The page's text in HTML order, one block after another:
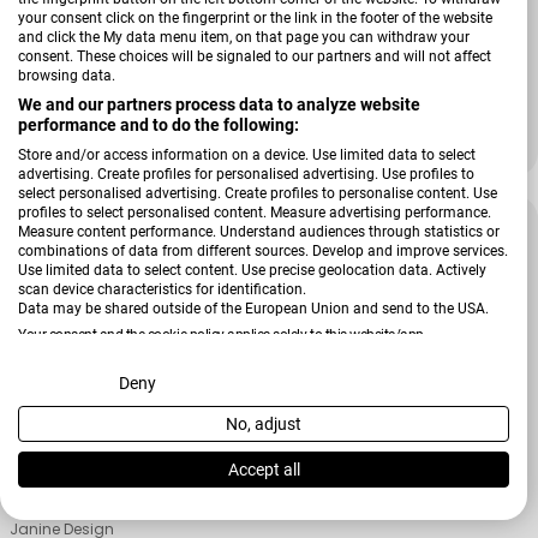
your consent click on the fingerprint or the link in the footer of the website
and click the My data menu item, on that page you can withdraw your
consent. These choices will be signaled to our partners and will not affect
browsing data.
We and our partners process data to analyze website
performance and to do the following:
Store and/or access information on a device. Use limited data to select
advertising. Create profiles for personalised advertising. Use profiles to
select personalised advertising. Create profiles to personalise content. Use
profiles to select personalised content. Measure advertising performance.
Measure content performance. Understand audiences through statistics or
combinations of data from different sources. Develop and improve services.
Use limited data to select content. Use precise geolocation data. Actively
scan device characteristics for identification.
Data may be shared outside of the European Union and send to the USA.
Your consent and the cookie policy applies solely to this website/app.
View Partner List (2 IAB Vendors)
We use your data for the following purposes:
IAB processing purposes:
Deny
No, adjust
Accept all
Garnitur J. D.
Verkäufer:
Janine Design
+ Weitere Varianten
Verkaufspreis
69,99 €
Regulärer Preis
84,95 €
-15 %
Verkäufer:
Janine Design